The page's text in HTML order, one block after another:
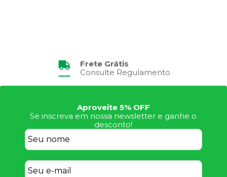
Frete Grátis
Consulte Regulamento
Aproveite 5% OFF
Se inscreva em nossa newsletter e ganhe o
desconto!